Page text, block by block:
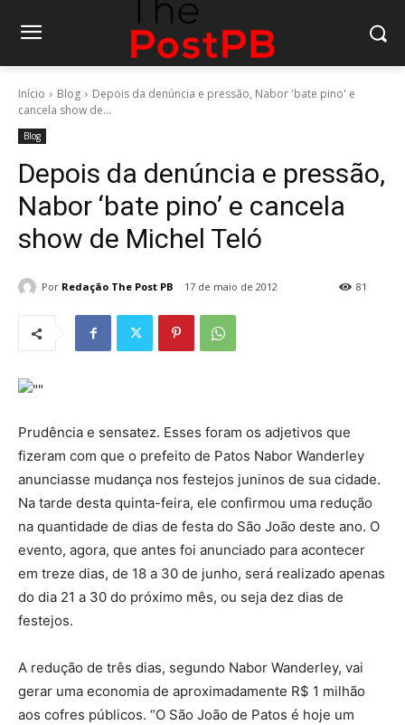
Início Blog
Depois da denúncia e pressão, Nabor 'bate pino' e
cancela show de...
Blog
Depois da denúncia e pressão,
Nabor ‘bate pino’ e cancela
show de Michel Teló
Por Redação The Post PB 17 de maio de 2012 81
Prudência e sensatez. Esses foram os adjetivos que
fizeram com que o prefeito de Patos Nabor Wanderley
anunciasse mudança nos festejos juninos de sua cidade.
Na tarde desta quinta-feira, ele confirmou uma redução
na quantidade de dias de festa do São João deste ano. O
evento, agora, que antes foi anunciado para acontecer
em treze dias, de 18 a 30 de junho, será realizado apenas
do dia 21 a 30 do próximo mês, ou seja dez dias de
festejos.
A redução de três dias, segundo Nabor Wanderley, vai
gerar uma economia de aproximadamente R$ 1 milhão
aos cofres públicos. “O São João de Patos é hoje um